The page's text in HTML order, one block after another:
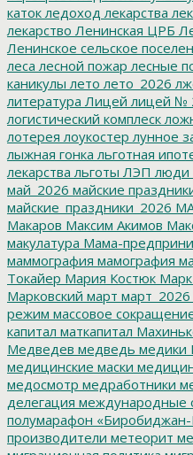
каток ледоход лекарства
лекарство Ленинская ЦРБ
Ленинское сельское
леса лесной пожар лесные
каникулы лето лето_2026
литература Лицей лицей №
логистический комплеск
лотерея лоукостер лунное
лыжная гонка льготная
лекарства льготы ЛЭП люди
май_2026 майские
майские_праздники_2026
Макаров Максим Акимов
макулатура Мама-
маммография мамография
Токайер Мария Костюк
Марковский март март_2026
режим массовое
капитал маткапитал
Медведев медведь медики
медицинские маски
медосмотр медработники
делегация международные
полумарафон
производители метеорит